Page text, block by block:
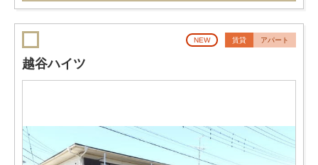
NEW 賃貸 アパート
越谷ハイツ